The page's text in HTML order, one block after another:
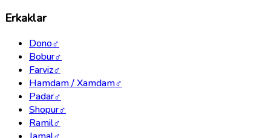
Erkaklar
Dono♂
Bobur♂
Farviz♂
Hamdam / Xamdam♂
Padar♂
Shopur♂
Ramil♂